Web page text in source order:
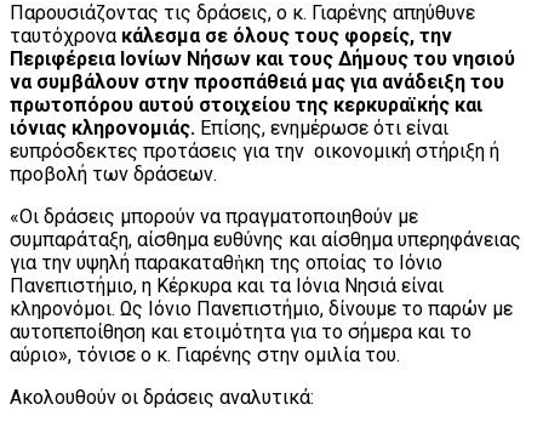
Παρουσιάζοντας τις δράσεις, ο κ. Γιαρένης απηύθυνε
ταυτόχρονα κάλεσμα σε όλους τους φορείς, την
Περιφέρεια Ιονίων Νήσων και τους Δήμους του νησιού
να συμβάλουν στην προσπάθειά μας για ανάδειξη του
πρωτοπόρου αυτού στοιχείου της κερκυραϊκής και
ιόνιας κληρονομιάς. Επίσης, ενημέρωσε ότι είναι
ευπρόσδεκτες προτάσεις για την οικονομική στήριξη ή
προβολή των δράσεων.
«Οι δράσεις μπορούν να πραγματοποιηθούν με
συμπαράταξη, αίσθημα ευθύνης και αίσθημα υπερηφάνειας
για την υψηλή παρακαταθἠκη της οποίας το Ιόνιο
Πανεπιστήμιο, η Κέρκυρα και τα Ιόνια Νησιά είναι
κληρονόμοι. Ως Ιόνιο Πανεπιστήμιο, δίνουμε το παρών με
αυτοπεποίθηση και ετοιμότητα για το σήμερα και το
αύριο», τόνισε ο κ. Γιαρένης στην ομιλία του.
Ακολουθούν οι δράσεις αναλυτικά: